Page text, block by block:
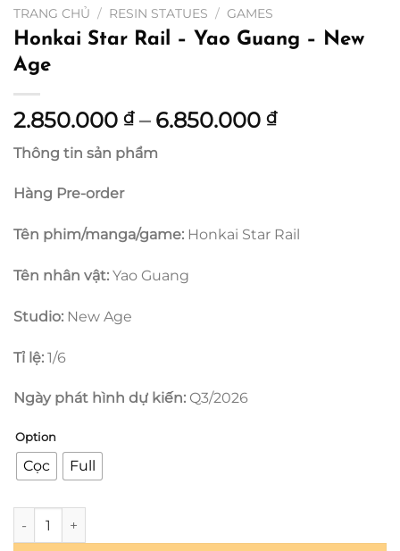
TRANG CHỦ / RESIN STATUES / GAMES
Honkai Star Rail – Yao Guang – New
Age
2.850.000 ₫ – 6.850.000 ₫Khoảng
6.850.000 ₫
Thông tin sản phẩm
Hàng Pre-order
Tên phim/manga/game: Honkai Star Rail
Tên nhân vật: Yao Guang
Studio: New Age
Tỉ lệ: 1/6
Ngày phát hình dự kiến: Q3/2026
Option
Cọc Full
Honkai Star Rail - Yao Guang - New Age số lượng